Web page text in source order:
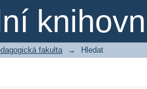
fakulta → Hledat